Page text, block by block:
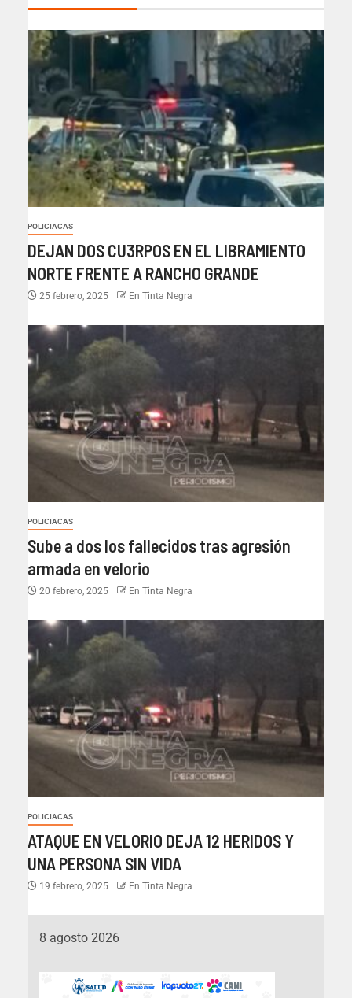
POLICIACAS
DEJAN DOS CU3RPOS EN EL LIBRAMIENTO
NORTE FRENTE A RANCHO GRANDE
25 febrero, 2025 En Tinta Negra
POLICIACAS
Sube a dos los fallecidos tras agresión
armada en velorio
20 febrero, 2025 En Tinta Negra
POLICIACAS
ATAQUE EN VELORIO DEJA 12 HERIDOS Y
UNA PERSONA SIN VIDA
19 febrero, 2025 En Tinta Negra
8 agosto 2026